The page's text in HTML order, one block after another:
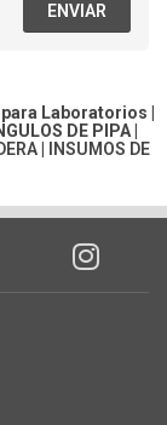
ENVIAR
Laboratorios |
DE PIPA|
INSUMOS DE